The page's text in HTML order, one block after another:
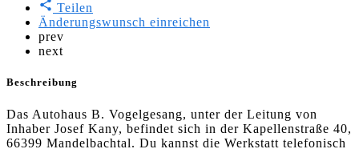
Teilen
Änderungswunsch einreichen
prev
next
Beschreibung
Das Autohaus B. Vogelgesang, unter der Leitung von
Inhaber Josef Kany, befindet sich in der Kapellenstraße 40,
66399 Mandelbachtal. Du kannst die Werkstatt telefonisch